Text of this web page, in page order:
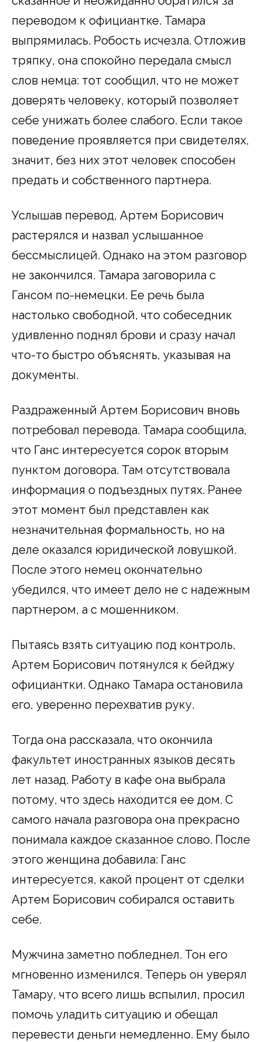
переводом к официантке. Тамара
выпрямилась. Робость исчезла. Отложив
тряпку, она спокойно передала смысл
слов немца: тот сообщил, что не может
доверять человеку, который позволяет
себе унижать более слабого. Если такое
поведение проявляется при свидетелях,
значит, без них этот человек способен
предать и собственного партнера.
Услышав перевод, Артем Борисович
растерялся и назвал услышанное
бессмыслицей. Однако на этом разговор
не закончился. Тамара заговорила с
Гансом по-немецки. Ее речь была
настолько свободной, что собеседник
удивленно поднял брови и сразу начал
что-то быстро объяснять, указывая на
документы.
Раздраженный Артем Борисович вновь
потребовал перевода. Тамара сообщила,
что Ганс интересуется сорок вторым
пунктом договора. Там отсутствовала
информация о подъездных путях. Ранее
этот момент был представлен как
незначительная формальность, но на
деле оказался юридической ловушкой.
После этого немец окончательно
убедился, что имеет дело не с надежным
партнером, а с мошенником.
Пытаясь взять ситуацию под контроль,
Артем Борисович потянулся к бейджу
официантки. Однако Тамара остановила
его, уверенно перехватив руку.
Тогда она рассказала, что окончила
факультет иностранных языков десять
лет назад. Работу в кафе она выбрала
потому, что здесь находится ее дом. С
самого начала разговора она прекрасно
понимала каждое сказанное слово. После
этого женщина добавила: Ганс
интересуется, какой процент от сделки
Артем Борисович собирался оставить
себе.
Мужчина заметно побледнел. Тон его
мгновенно изменился. Теперь он уверял
Тамару, что всего лишь вспылил, просил
помочь уладить ситуацию и обещал
перевести деньги немедленно. Ему было